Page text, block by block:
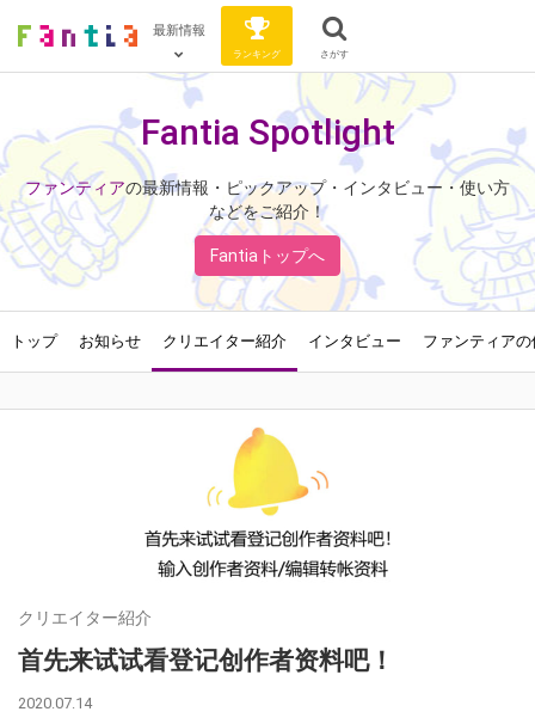
最新情報
ランキング さがす
Fantia Spotlight
ファンティアの最新情報・ピックアップ・インタビュー・使い方
などをご紹介！
Fantiaトップへ
トップ お知らせ クリエイター紹介 インタビュー ファンティア
クリエイター紹介
首先来试试看登记创作者资料吧！
2020.07.14